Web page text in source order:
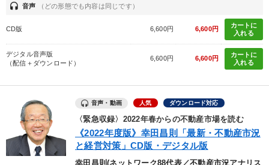
headset 音声 （どの形態でも内容は同じです）
CD版 6,600円 6,600円
カートに
入れる
デジタル音声版
（配信＋ダウンロード）
6,600円 6,600円
カートに
入れる
音声・動画 人気 ダウンロード対応
〈緊急収録〉2022年春からの不動産市場を読む
《2022年度版》幸田昌則「最新・不動産市況
と経営対策」CD版・デジタル版
幸田昌則(ネットワーク88代表／不動産市況アナリス